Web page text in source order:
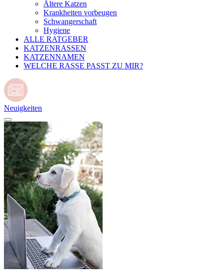
Ältere Katzen
Krankheiten vorbeugen
Schwangerschaft
Hygiene
ALLE RATGEBER
KATZENRASSEN
KATZENNAMEN
WELCHE RASSE PASST ZU MIR?
Neuigkeiten